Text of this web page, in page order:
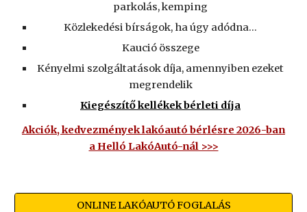
parkolás, kemping
Közlekedési bírságok, ha úgy adódna…
Kaució összege
Kényelmi szolgáltatások díja, amennyiben ezeket
megrendelik
Kiegészítő kellékek bérleti díja
Akciók, kedvezmények lakóautó bérlésre 2026-ban
a Helló LakóAutó-nál >>>
ONLINE LAKÓAUTÓ FOGLALÁS